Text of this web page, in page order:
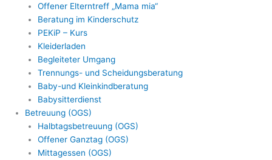
Offener Elterntreff „Mama mia“
Beratung im Kinderschutz
PEKiP – Kurs
Kleiderladen
Begleiteter Umgang
Trennungs- und Scheidungsberatung
Baby-und Kleinkindberatung
Babysitterdienst
Betreuung (OGS)
Halbtagsbetreuung (OGS)
Offener Ganztag (OGS)
Mittagessen (OGS)